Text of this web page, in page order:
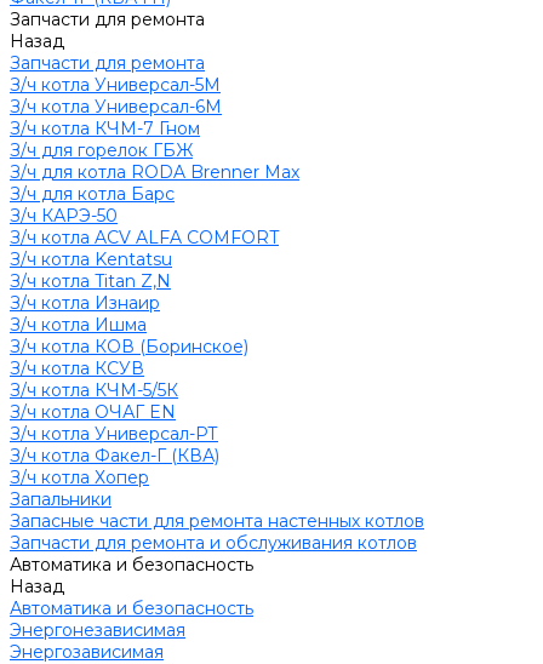
Запчасти для ремонта
Назад
Запчасти для ремонта
З/ч котла Универсал-5М
З/ч котла Универсал-6М
З/ч котла КЧМ-7 Гном
З/ч для горелок ГБЖ
З/ч для котла RODA Brenner Max
З/ч для котла Барс
З/ч КАРЭ-50
З/ч котла ACV ALFA COMFORT
З/ч котла Kentatsu
З/ч котла Titan Z,N
З/ч котла Изнаир
З/ч котла Ишма
З/ч котла КОВ (Боринское)
З/ч котла КСУВ
З/ч котла КЧМ-5/5К
З/ч котла ОЧАГ EN
З/ч котла Универсал-РТ
З/ч котла Факел-Г (КВА)
З/ч котла Хопер
Запальники
Запасные части для ремонта настенных котлов
Запчасти для ремонта и обслуживания котлов
Автоматика и безопасность
Назад
Автоматика и безопасность
Энергонезависимая
Энергозависимая